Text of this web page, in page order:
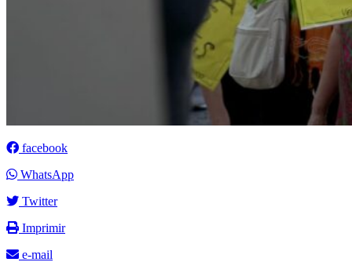
facebook
WhatsApp
Twitter
Imprimir
e-mail